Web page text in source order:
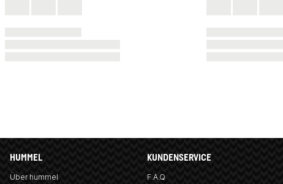
HUMMEL
Über hummel
KUNDENSERVICE
F.A.Q